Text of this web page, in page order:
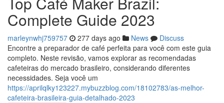
Complete Guide 2023
marleynwhj759757 277 days ago News
Discuss
Encontre a preparador de café perfeita para você com este guia
completo. Neste revisão, vamos explorar as recomendadas
cafeteiras do mercado brasileiro, considerando diferentes
necessidades. Seja você um
https://aprilqlky123227.mybuzzblog.com/18102783/as-melhor-
cafeteira-brasileira-guia-detalhado-2023